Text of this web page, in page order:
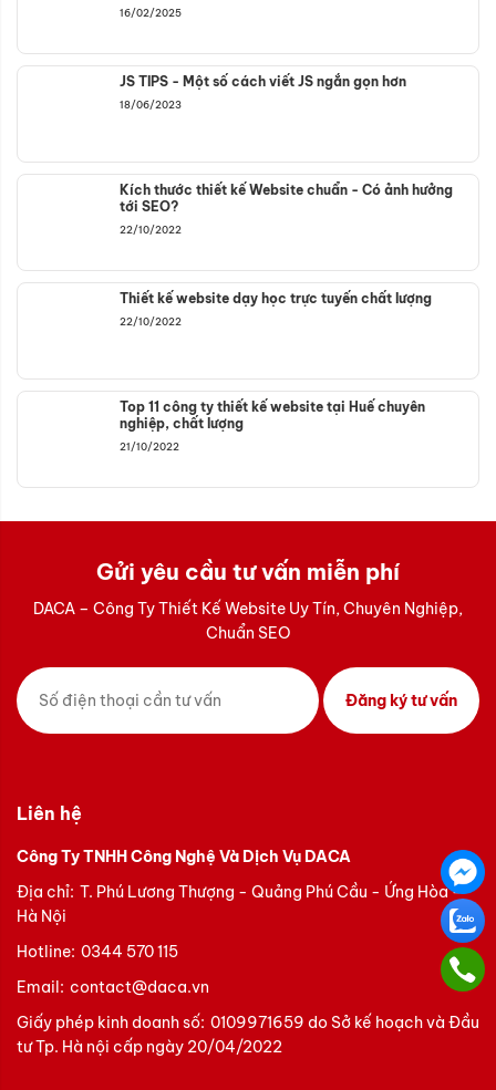
16/02/2025
JS TIPS - Một số cách viết JS ngắn gọn hơn
18/06/2023
Kích thước thiết kế Website chuẩn - Có ảnh hưởng
tới SEO?
22/10/2022
Thiết kế website dạy học trực tuyến chất lượng
22/10/2022
Top 11 công ty thiết kế website tại Huế chuyên
nghiệp, chất lượng
21/10/2022
Gửi yêu cầu tư vấn miễn phí
DACA – Công Ty Thiết Kế Website Uy Tín, Chuyên Nghiệp,
Chuẩn SEO
Đăng ký tư vấn
Liên hệ
Công Ty TNHH Công Nghệ Và Dịch Vụ DACA
Địa chỉ: T. Phú Lương Thượng - Quảng Phú Cầu - Ứng Hòa -
Hà Nội
Hotline: 0344 570 115
Email: contact@daca.vn
Giấy phép kinh doanh số: 0109971659 do Sở kế hoạch và Đầu
tư Tp. Hà nội cấp ngày 20/04/2022